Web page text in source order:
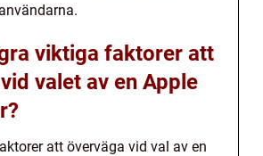
viktiga faktorer att
valet av en Apple
att överväga vid val av en